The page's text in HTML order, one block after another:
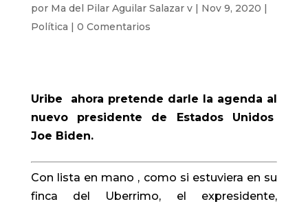
por Ma del Pilar Aguilar Salazar v| Nov 9, 2020 |
Política | 0 Comentarios
Uribe ahora pretende darle la agenda al
nuevo presidente de Estados Unidos
Joe Biden.
Con lista en mano , como si estuviera en su
finca del Uberrimo, el expresidente,